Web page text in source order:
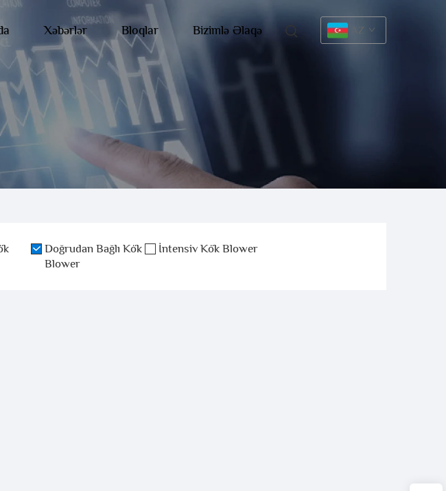
Xəbərlər Bloqlar Bizimlə Əlaqə AZ
Doğrudan Bağlı Kök
Blower
İntensiv Kök Blower